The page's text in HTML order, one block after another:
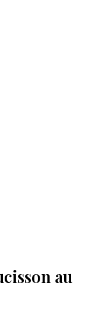
au